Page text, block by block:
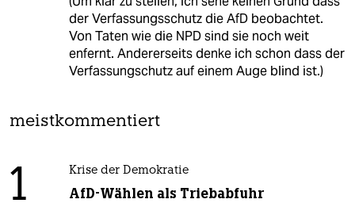
der Verfassungsschutz die AfD beobachtet.
Von Taten wie die NPD sind sie noch weit
enfernt. Andererseits denke ich schon dass der
Verfassungschutz auf einem Auge blind ist.)
meistkommentiert
1 Krise der Demokratie
AfD-Wählen als Triebabfuhr